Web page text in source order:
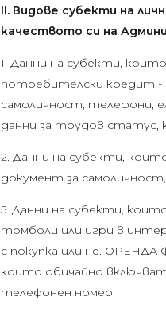
II. Видове субекти на
качеството си на
1. Данни на субекти,
потребителски кредит -
самоличност, телефони,
данни за трудов статус,
2. Данни на субекти,
документ за
5. Данни на субекти,
томболи или игри в
с покупка или не.
които обичайно
телефонен номер.